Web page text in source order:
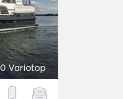
Variotop